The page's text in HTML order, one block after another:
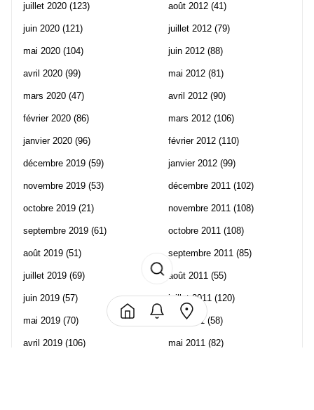
juillet 2020 (123)
juin 2020 (121)
mai 2020 (104)
avril 2020 (99)
mars 2020 (47)
février 2020 (86)
janvier 2020 (96)
décembre 2019 (59)
novembre 2019 (53)
octobre 2019 (21)
septembre 2019 (61)
août 2019 (51)
juillet 2019 (69)
juin 2019 (57)
mai 2019 (70)
avril 2019 (106)
août 2012 (41)
juillet 2012 (79)
juin 2012 (88)
mai 2012 (81)
avril 2012 (90)
mars 2012 (106)
février 2012 (110)
janvier 2012 (99)
décembre 2011 (102)
novembre 2011 (108)
octobre 2011 (108)
septembre 2011 (85)
août 2011 (55)
juillet 2011 (120)
juin 2011(58)
mai 2011 (82)